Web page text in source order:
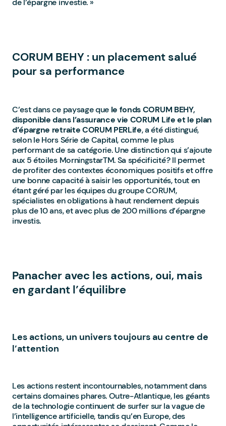
de l’épargne investie. »
CORUM BEHY : un placement salué
pour sa performance
C’est dans ce paysage que le fonds CORUM BEHY,
disponible dans l’assurance vie CORUM Life et le plan
d’épargne retraite CORUM PERLife, a été distingué,
selon le Hors Série de Capital, comme le plus
performant de sa catégorie. Une distinction qui s’ajoute
aux 5 étoiles MorningstarTM. Sa spécificité ? Il permet
de profiter des contextes économiques positifs et offre
une bonne capacité à saisir les opportunités, tout en
étant géré par les équipes du groupe CORUM,
spécialistes en obligations à haut rendement depuis
plus de 10 ans, et avec plus de 200 millions d’épargne
investis.
Panacher avec les actions, oui, mais
en gardant l’équilibre
Les actions, un univers toujours au centre de
l’attention
Les actions restent incontournables, notamment dans
certains domaines phares. Outre-Atlantique, les géants
de la technologie continuent de surfer sur la vague de
l’intelligence artificielle, tandis qu’en Europe, des